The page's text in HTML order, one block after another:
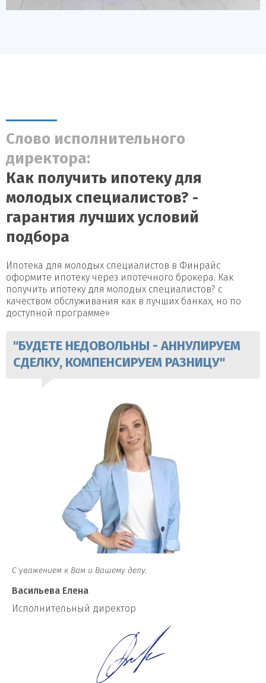
Слово исполнительного
директора:
Как получить ипотеку для
молодых специалистов? -
гарантия лучших условий
подбора
Ипотека для молодых специалистов в Финрайс
оформите ипотеку через ипотечного брокера. Как
получить ипотеку для молодых специалистов? с
качеством обслуживания как в лучших банках, но по
доступной программе»
"БУДЕТЕ НЕДОВОЛЬНЫ - АННУЛИРУЕМ
СДЕЛКУ, КОМПЕНСИРУЕМ РАЗНИЦУ"
С уважением к Вам и Вашему делу.
Васильева Елена
И сполнительный директор